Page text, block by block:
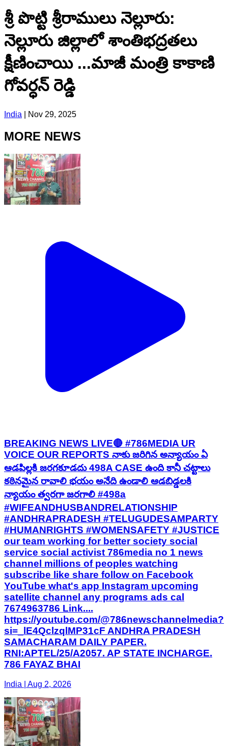
శ్రీ పొట్టి శ్రీరాములు నెల్లూరు:
నెల్లూరు జిల్లాలో శాంతిభద్రతలు
క్షీణించాయి ...మాజీ మంత్రి కాకాణి
గోవర్ధన్ రెడ్డి
India Nov 29, 2025
MORE NEWS
BREAKING NEWS LIVE🔴 #786MEDIA UR
VOICE OUR REPORTS నాకు జరిగిన అన్యాయం ఏ
ఆడపిల్లకి జరగకూడదు 498A CASE ఉంది కానీ చట్టాలు
కఠినమైన రావాలి భయం అనేది ఉండాలి ఆడబిడ్డలకి
న్యాయం త్వరగా జరగాలి #498a
#WIFEANDHUSBANDRELATIONSHIP
#ANDHRAPRADESH #TELUGUDESAMPARTY
#HUMANRIGHTS #WOMENSAFETY #JUSTICE
our team working for better society social
service social activist 786media no 1 news
channel millions of peoples watching
subscribe like share follow on Facebook
YouTube what's app Instagram upcoming
satellite channel any programs ads cal
7674963786 Link....
https://youtube.com/@786newschannelmedia?
si=_lE4QclzqlMP31cF ANDHRA PRADESH
SAMACHARAM DAILY PAPER.
RNI:APTEL/25/A2057. AP STATE INCHARGE.
786 FAYAZ BHAI
India | Aug 2, 2026